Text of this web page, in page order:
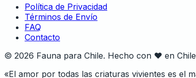
Política de Privacidad
Términos de Envío
FAQ
Contacto
© 2026 Fauna para Chile. Hecho con ♥ en
«El amor por todas las criaturas vivientes es el